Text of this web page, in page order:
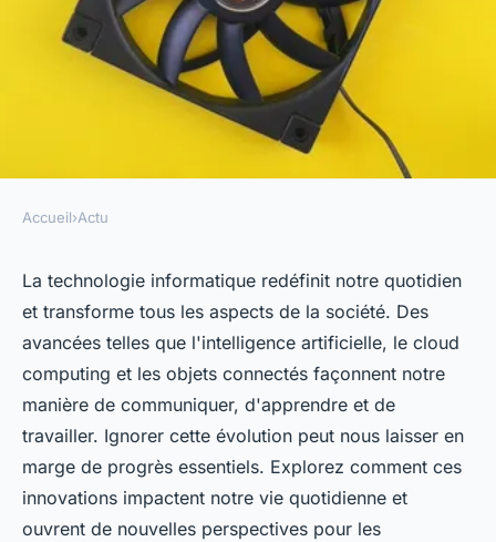
Comment la technologie
informatique transforme la
société que vous ne pouvez pas
ignorer
Tom•9 octobre 2024•10 min de lecture
Accueil›Actu
La technologie informatique redéfinit notre quotidien
et transforme tous les aspects de la société. Des
avancées telles que l'intelligence artificielle, le cloud
computing et les objets connectés façonnent notre
manière de communiquer, d'apprendre et de
travailler. Ignorer cette évolution peut nous laisser en
marge de progrès essentiels. Explorez comment ces
innovations impactent notre vie quotidienne et
ouvrent de nouvelles perspectives pour les